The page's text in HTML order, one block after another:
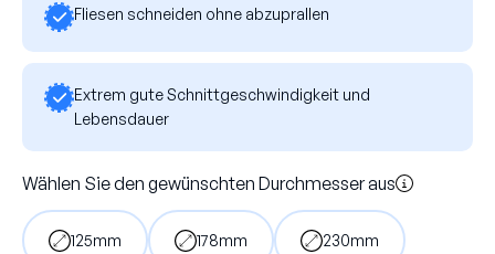
Fliesen schneiden ohne abzuprallen
Extrem gute Schnittgeschwindigkeit und
Lebensdauer
Wählen Sie den gewünschten Durchmesser aus
125mm 178mm 230mm